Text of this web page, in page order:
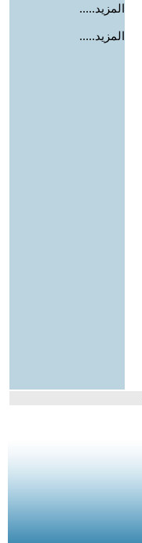
المزيد.....
المزيد.....